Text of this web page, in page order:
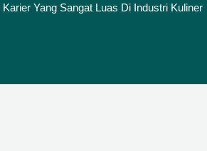
Yang Sangat Luas Di Industri Kuliner